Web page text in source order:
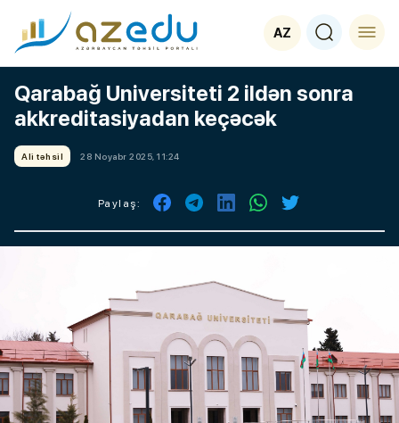
AZ
Qarabağ Universiteti 2 ildən sonra
akkreditasiyadan keçəcək
Ali təhsil 28 Noyabr 2025, 11:24
Paylaş: